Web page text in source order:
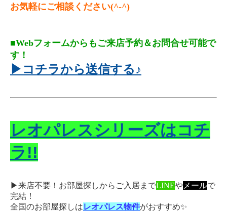
お気軽にご相談ください(^-^)
■Webフォームからもご来店予約＆お問合せ可能で
す！
▶コチラから送信する♪
レオパレスシリーズはコチ
ラ!!
▶来店不要！お部屋探しからご入居までLINEやメールで
完結！
全国のお部屋探しはレオパレス物件がおすすめ✨